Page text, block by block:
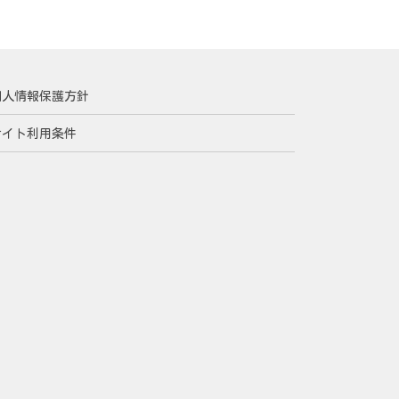
情報保護方針
ト利用条件